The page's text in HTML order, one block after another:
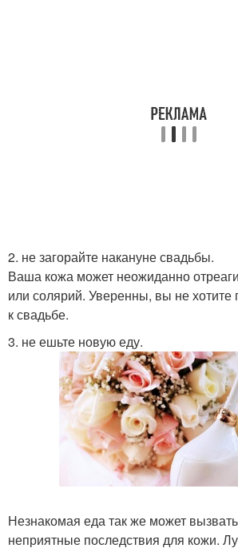
2. не загорайте накануне свадьбы.
Ваша кожа может неожиданно
или солярий. Уверенны, вы не хотите
к свадьбе.
3. не ешьте новую еду.
Незнакомая еда так же может
неприятные последствия для кожи.